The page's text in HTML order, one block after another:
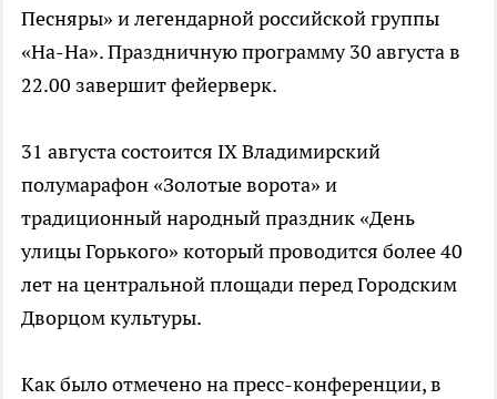
Песняры» и легендарной российской группы
«На-На». Праздничную программу 30 августа в
22.00 завершит фейерверк.
31 августа состоится IX Владимирский
полумарафон «Золотые ворота» и
традиционный народный праздник «День
улицы Горького» который проводится более 40
лет на центральной площади перед Городским
Дворцом культуры.
Как было отмечено на пресс-конференции, в